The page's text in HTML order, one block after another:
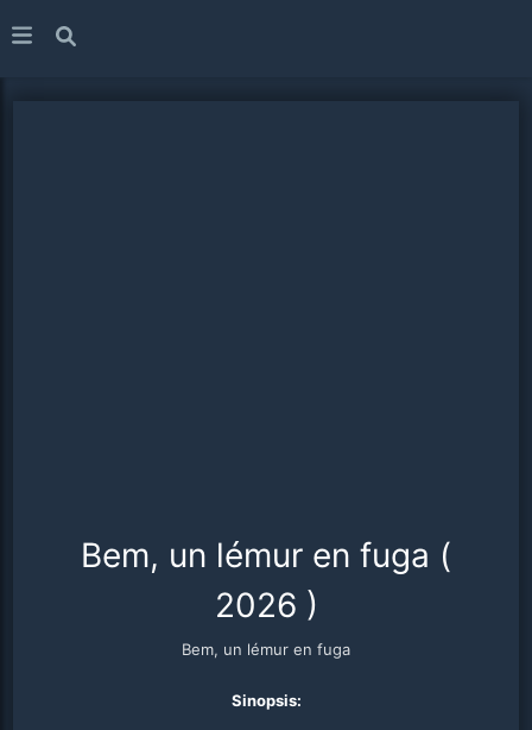
Bem, un lémur en fuga (
2026 )
Bem, un lémur en fuga
Sinopsis: